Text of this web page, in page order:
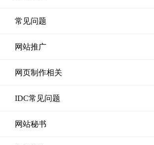
常见问题
网站推广
网页制作相关
IDC常见问题
网站秘书